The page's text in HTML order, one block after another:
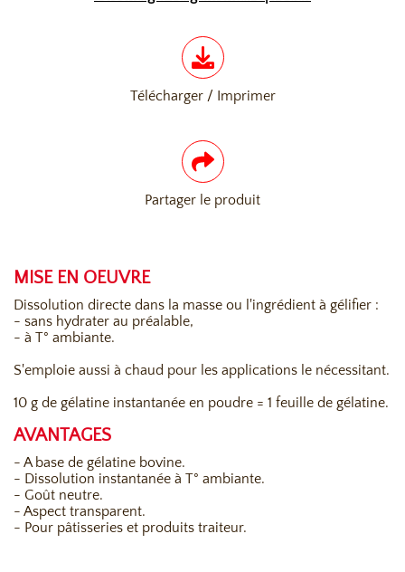
Télécharger / Imprimer
Partager le produit
MISE EN OEUVRE
Dissolution directe dans la masse ou l'ingrédient à gélifier :
- sans hydrater au préalable,
- à T° ambiante.
S'emploie aussi à chaud pour les applications le nécessitant.
10 g de gélatine instantanée en poudre = 1 feuille de gélatine.
AVANTAGES
- A base de gélatine bovine.
- Dissolution instantanée à T° ambiante.
- Goût neutre.
- Aspect transparent.
- Pour pâtisseries et produits traiteur.